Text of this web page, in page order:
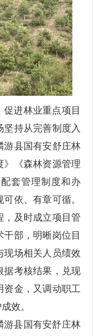
进林业重点项目
持从完善制度入
游县国有安舒庄林
》《森林资源管理
套管理制度和办
依、有章可循。
，及时成立项目管
部，明晰岗位目
现场相关人员绩效
据考核结果，兑现
资金，又调动职工
效。
游县国有安舒庄林